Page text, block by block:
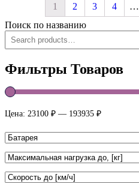
1 2 3 4 …
Поиск по названию
Фильтры Товаров
Цена: 23100 ₽ — 193935 ₽